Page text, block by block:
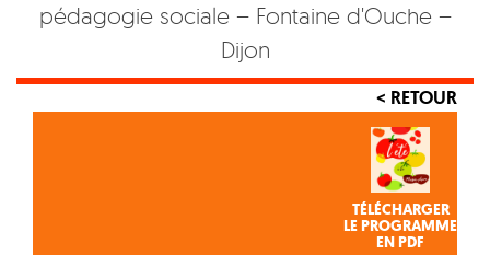
pédagogie sociale – Fontaine d'Ouche –
Dijon
< RETOUR
TÉLÉCHARGER
LE PROGRAMME
EN PDF